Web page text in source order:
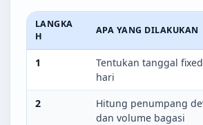
LANGKA
H
APA YANG DILAKUKAN
1
Tentukan tanggal
hari
2
Hitung penumpang
dan volume bagasi